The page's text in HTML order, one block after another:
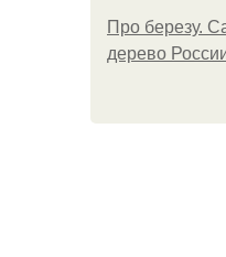
Про березу.
дерево